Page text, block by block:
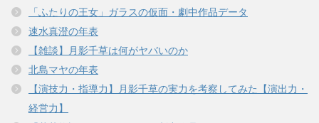
「ふたりの王女」ガラスの仮面・劇中作品データ
速水真澄の年表
【雑談】月影千草は何がヤバいのか
北島マヤの年表
【演技力・指導力】月影千草の実力を考察してみた【演出力・
経営力】